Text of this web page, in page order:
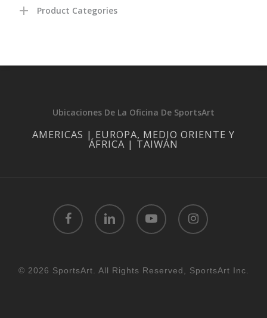
Product Categories
Ubicaciones De La Oficina De SportsArt
AMERICAS | EUROPA, MEDIO ORIENTE Y
ÁFRICA | TAIWÁN
facebook linkedin youtube instagram
© 2026 SportsArt. All Rights Reserved, SportsArt Inc.